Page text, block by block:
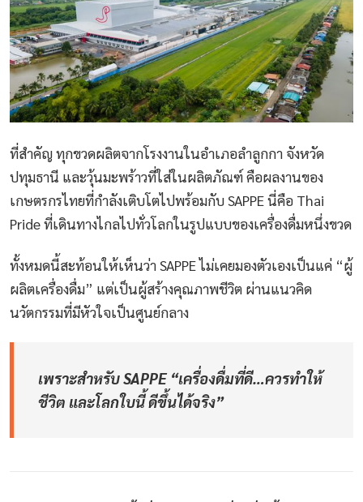
ที่สำคัญ ทุกขวดผลิตจากโรงงานในอำเภอลำลูกกา จังหวัด
ปทุมธานี และวุ้นมะพร้าวที่ใส่ในผลิตภัณฑ์ คือผลงานของ
เกษตรกรไทยที่กำลังเติบโตไปพร้อมกับ SAPPE นี่คือ Thai
Pride ที่เดินทางไกลไปทั่วโลกในรูปแบบของเครื่องดื่มหนึ่งขวด
ทั้งหมดนี้สะท้อนให้เห็นว่า SAPPE ไม่เคยมองตัวเองเป็นแค่ “ผู้
ผลิตเครื่องดื่ม” แต่เป็นผู้สร้างคุณภาพชีวิต ผ่านแนวคิด
นวัตกรรมที่มีหัวใจเป็นศูนย์กลาง
เพราะสำหรับ SAPPE “เครื่องดื่มที่ดี…ควรทำให้
ชีวิต และโลกใบนี้ ดีขึ้นได้จริง”